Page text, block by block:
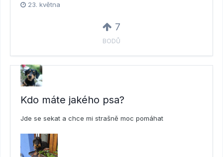
23. května
7
BODŮ
Kdo máte jakého psa?
Jde se sekat a chce mi strašně moc pomáhat